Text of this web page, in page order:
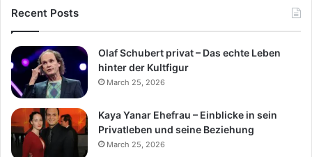
Recent Posts
Olaf Schubert privat – Das echte Leben
hinter der Kultfigur
March 25, 2026
Kaya Yanar Ehefrau – Einblicke in sein
Privatleben und seine Beziehung
March 25, 2026